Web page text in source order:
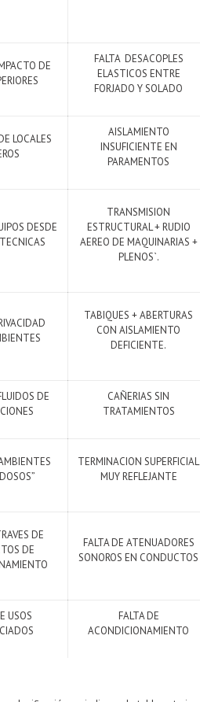
DE
FALTA DESACOPLES
ELASTICOS ENTRE
FORJADO Y SOLADO
LOCALES
AISLAMIENTO
INSUFICIENTE EN
PARAMENTOS
DESDE
TRANSMISION
ESTRUCTURAL + RUDIO
AEREO DE MAQUINARIAS +
PLENOS`.
TABIQUES + ABERTURAS
CON AISLAMIENTO
DEFICIENTE.
DE
CAÑERIAS SIN
TRATAMIENTOS
TERMINACION SUPERFICIAL
MUY REFLEJANTE
DE
DE
FALTA DE ATENUADORES
SONOROS EN CONDUCTOS
USOS
FALTA DE
ACONDICIONAMIENTO